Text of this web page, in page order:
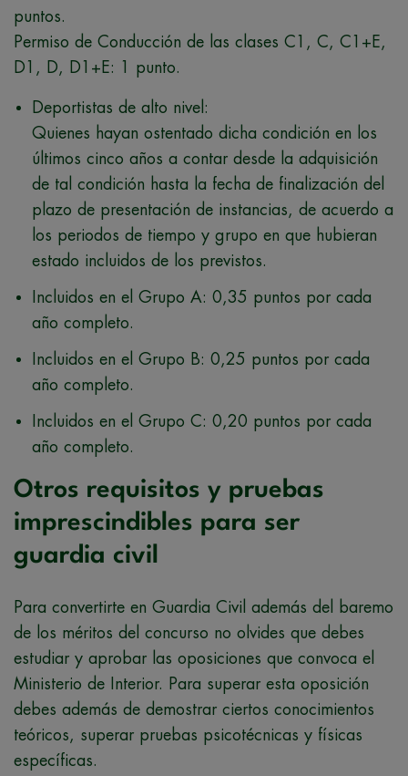
puntos.
Permiso de Conducción de las clases C1, C, C1+E,
D1, D, D1+E: 1 punto.
Deportistas de alto nivel:
Quienes hayan ostentado dicha condición en los
últimos cinco años a contar desde la adquisición
de tal condición hasta la fecha de finalización del
plazo de presentación de instancias, de acuerdo a
los periodos de tiempo y grupo en que hubieran
estado incluidos de los previstos.
Incluidos en el Grupo A: 0,35 puntos por cada
año completo.
Incluidos en el Grupo B: 0,25 puntos por cada
año completo.
Incluidos en el Grupo C: 0,20 puntos por cada
año completo.
Otros requisitos y pruebas
imprescindibles para ser
guardia civil
Para convertirte en Guardia Civil además del baremo
de los méritos del concurso no olvides que debes
estudiar y aprobar las oposiciones que convoca el
Ministerio de Interior. Para superar esta oposición
debes además de demostrar ciertos conocimientos
teóricos, superar pruebas psicotécnicas y físicas
específicas.